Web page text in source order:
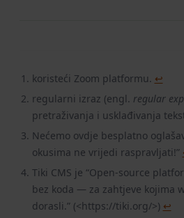
koristeći Zoom platformu. ↩
regularni izraz (engl. regular
pretraživanja i usklađivanja
Nećemo ovdje besplatno
okusima ne vrijedi raspravljati!”
Tiki CMS je “Open-source
bez koda — za zahtjeve kojima
dorasli.” (<https://tiki.org/>) ↩